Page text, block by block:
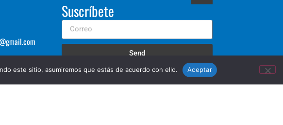
Suscríbete
Send
este sitio, asumiremos que estás de acuerdo con ello. Aceptar